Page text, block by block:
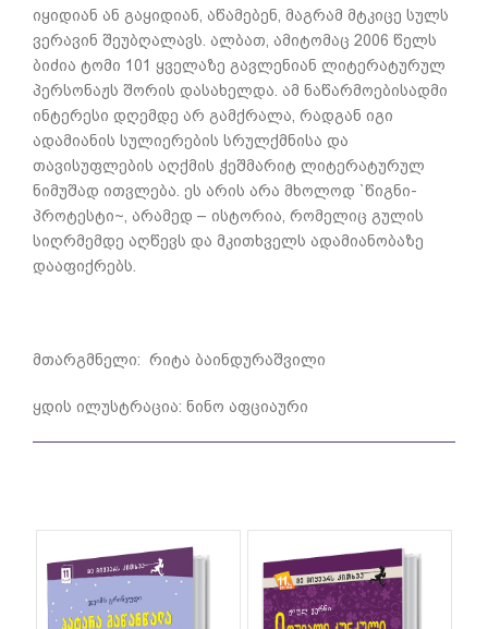
იყიდიან ან გაყიდიან, აწამებენ, მაგრამ მტკიცე სულს
ვერავინ შეუბღალავს. ალბათ, ამიტომაც 2006 წელს
ბიძია ტომი 101 ყველაზე გავლენიან ლიტერატურულ
პერსონაჟს შორის დასახელდა. ამ ნაწარმოებისადმი
ინტერესი დღემდე არ გამქრალა, რადგან იგი
ადამიანის სულიერების სრულქმნისა და
თავისუფლების აღქმის ჭეშმარიტ ლიტერატურულ
ნიმუშად ითვლება. ეს არის არა მხოლოდ `წიგნი-
პროტესტი~, არამედ – ისტორია, რომელიც გულის
სიღრმემდე აღწევს და მკითხველს ადამიანობაზე
დააფიქრებს.
მთარგმნელი: რიტა ბაინდურაშვილი
ყდის ილუსტრაცია: ნინო აფციაური